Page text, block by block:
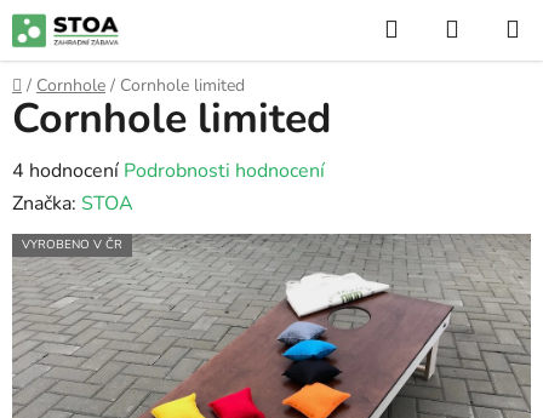
Přejít
na
obsah
Hledat
KOŠÍK
Domů
/ Cornhole / Cornhole limited
Cornhole limited
Průměrné
hodnocení
produktu
je
5,0
z
5
hvězdiček.
4 hodnocení Podrobnosti hodnocení
Značka: STOA
VYROBENO V ČR